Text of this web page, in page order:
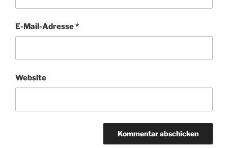
E-Mail-Adresse*
Website